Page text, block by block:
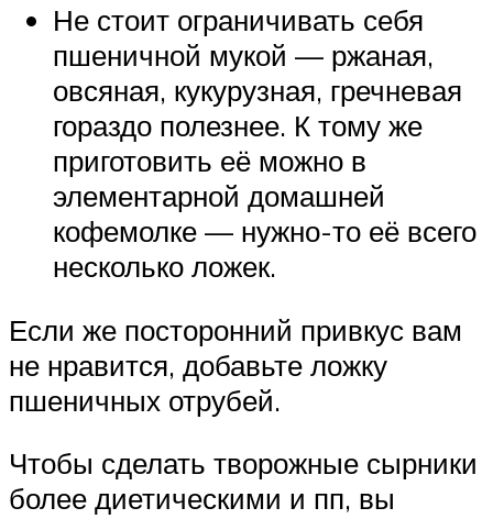
Не стоит ограничивать себя
пшеничной мукой — ржаная,
овсяная, кукурузная, гречневая
гораздо полезнее. К тому же
приготовить её можно в
элементарной домашней
кофемолке — нужно-то её всего
несколько ложек.
Если же посторонний привкус вам
не нравится, добавьте ложку
пшеничных отрубей.
Чтобы сделать творожные сырники
более диетическими и пп, вы